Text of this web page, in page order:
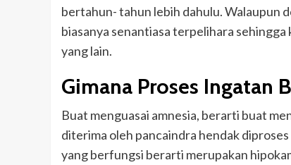
bertahun- tahun lebih dahulu. Walaupun
biasanya senantiasa terpelihara
yang lain.
Gimana Proses Ingatan
Buat menguasai amnesia, berarti buat
diterima oleh pancaindra hendak
yang berfungsi berarti merupakan